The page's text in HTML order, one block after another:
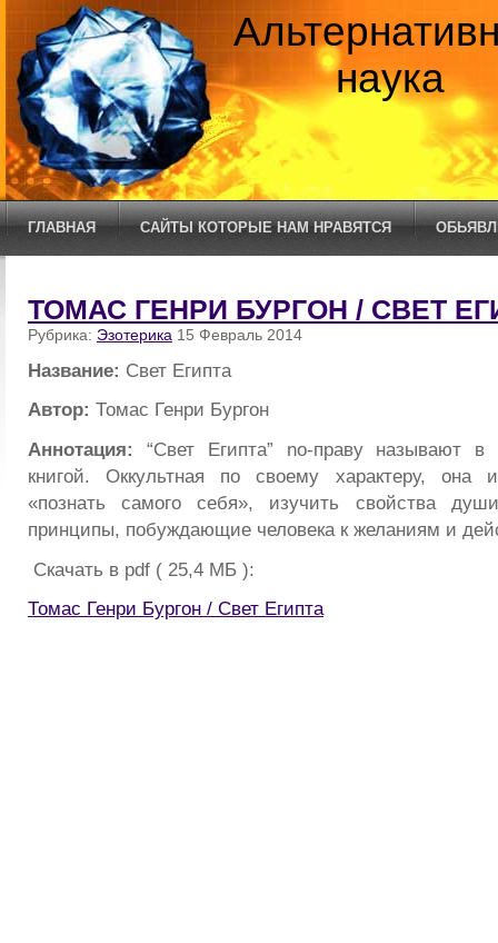
наука
ГЛАВНАЯ САЙТЫ КОТОРЫЕ НАМ НРАВЯТСЯ
ТОМАС ГЕНРИ БУРГОН / СВЕТ
Рубрика: Эзотерика 15 Февраль 2014
Название: Свет Египта
Автор: Томас Генри Бургон
Аннотация: “Свет Египта” no-праву называют в
книгой. Оккультная по своему характеру, она
«познать самого себя», изучить свойства
принципы, побуждающие человека к желаниям и
Скачать в pdf ( 25,4 МБ ):
Томас Генри Бургон / Свет Египта